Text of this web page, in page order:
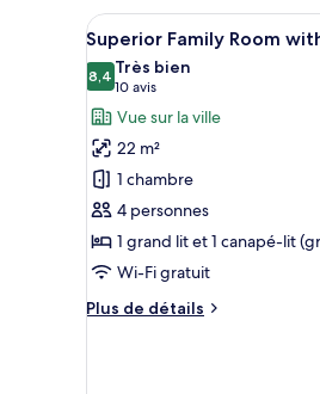
Afficher
toutes
les
photos
pour
ce
type
de
chambre :
Superior
Family
5
Superior Family Room
8,48,4 sur 10
Très bien
10 avis
(10 avis)
Vue sur la ville
22 m²
1 chambre
4 personnes
1 grand lit et 1 canapé-lit
Wi-Fi gratuit
Plus de détails
Plus